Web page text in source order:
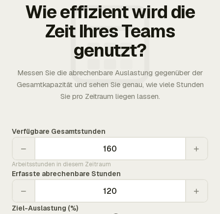
Wie effizient wird die
Zeit Ihres Teams
genutzt?
Messen Sie die abrechenbare Auslastung gegenüber der
Gesamtkapazität und sehen Sie genau, wie viele Stunden
Sie pro Zeitraum liegen lassen.
Verfügbare Gesamtstunden
− +
Arbeitsstunden in diesem Zeitraum
Erfasste abrechenbare Stunden
− +
Ziel-Auslastung (%)